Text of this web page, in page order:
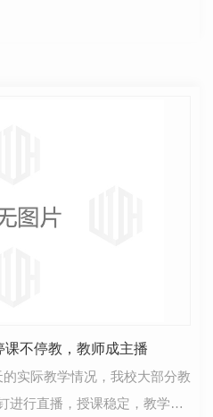
不停教，教师成主播
实际教学情况，我校大部分教
进行直播，授课稳定，教学工